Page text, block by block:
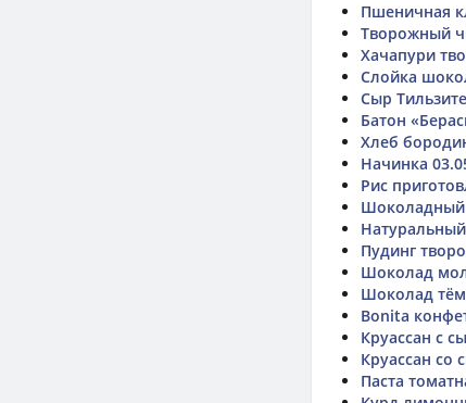
Пшеничная
Творожный
Хачапури
Слойка
Сыр
Батон
Хлеб
Начинка
Рис
Шоколадный
Пудинг
Шоколад
Шоколад
Bonita
Круассан с
Круассан со
Паста